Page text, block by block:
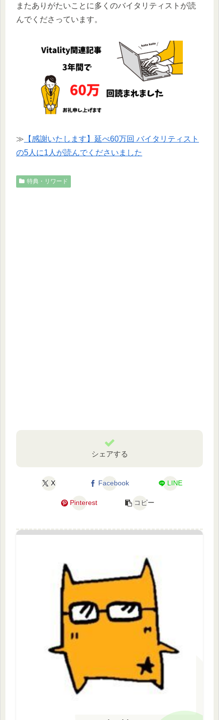
またありがたいことに多くのバイタリティストが読
んでくださっています。
≫ 【感謝いたします】延べ60万回 バイタリティスト
の5人に1人が読んでくださいました
特典・リワード
シェアする
X Facebook LINE
Pinterest コピー